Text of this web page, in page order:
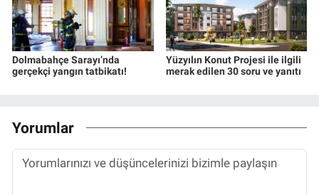
Dolmabahçe Sarayı’nda
gerçekçi yangın tatbikatı!
Yüzyılın Konut Projesi ile ilgili
merak edilen 30 soru ve yanıtı
Yorumlar